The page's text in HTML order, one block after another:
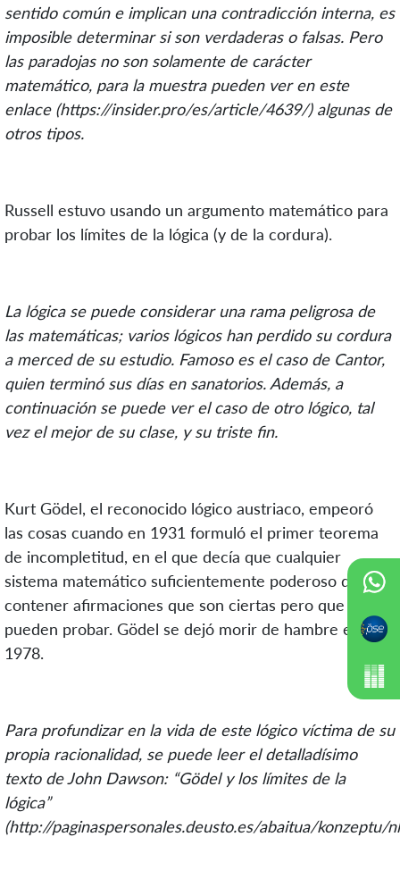
sentido común e implican una contradicción interna, es
imposible determinar si son verdaderas o falsas. Pero
las paradojas no son solamente de carácter
matemático, para la muestra pueden ver en este
enlace (https://insider.pro/es/article/4639/) algunas de
otros tipos.
Russell estuvo usando un argumento matemático para
probar los límites de la lógica (y de la cordura).
La lógica se puede considerar una rama peligrosa de
las matemáticas; varios lógicos han perdido su cordura
a merced de su estudio. Famoso es el caso de Cantor,
quien terminó sus días en sanatorios. Además, a
continuación se puede ver el caso de otro lógico, tal
vez el mejor de su clase, y su triste fin.
Kurt Gödel, el reconocido lógico austriaco, empeoró
las cosas cuando en 1931 formuló el primer teorema
de incompletitud, en el que decía que cualquier
sistema matemático suficientemente poderoso debe
contener afirmaciones que son ciertas pero que no se
pueden probar. Gödel se dejó morir de hambre en
1978.
Para profundizar en la vida de este lógico víctima de su
propia racionalidad, se puede leer el detalladísimo
texto de John Dawson: “Gödel y los límites de la
lógica”
(http://paginaspersonales.deusto.es/abaitua/konzeptu/